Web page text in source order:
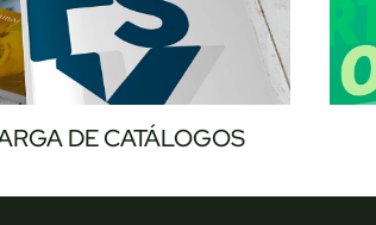
DE CATÁLOGOS